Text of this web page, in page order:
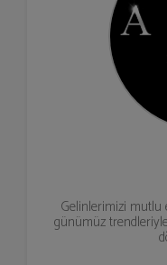
Gelinlerimizi mutlu
günümüz